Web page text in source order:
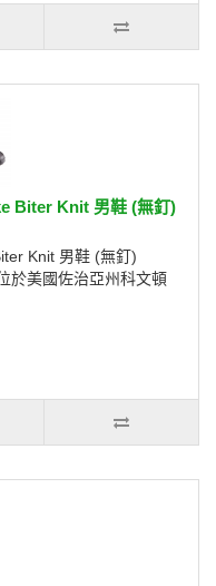
Biter Knit 男鞋 (無釘)
Knit 男鞋 (無釘)
於美國佐治亞州科文頓